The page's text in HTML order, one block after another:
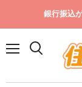
銀行振込